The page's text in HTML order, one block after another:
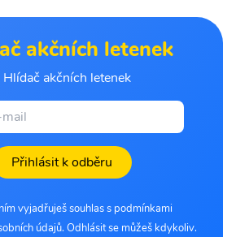
akčních letenek
Hlídač akčních letenek
Přihlásit k odběru
vyjadřuješ souhlas s podmínkami
údajů. Odhlásit se můžeš kdykoliv.